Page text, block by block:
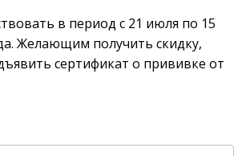
в период с 21 июля по 15
Желающим получить скидку,
сертификат о прививке от